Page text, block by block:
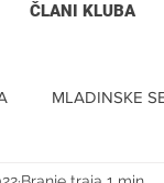
ČLANI KLUBA
MLADINSKE